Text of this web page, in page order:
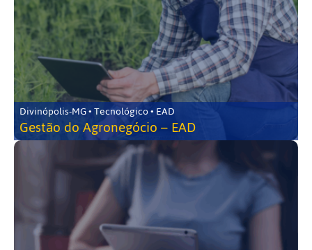
Divinópolis-MG • Tecnológico • EAD
Gestão do Agronegócio – EAD